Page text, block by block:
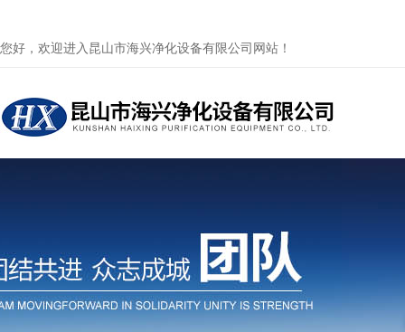
您好，欢迎进入昆山市海兴净化设备有限公司网站！